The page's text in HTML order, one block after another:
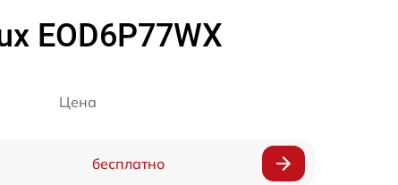
EOD6P77WX
Цена
бесплатно